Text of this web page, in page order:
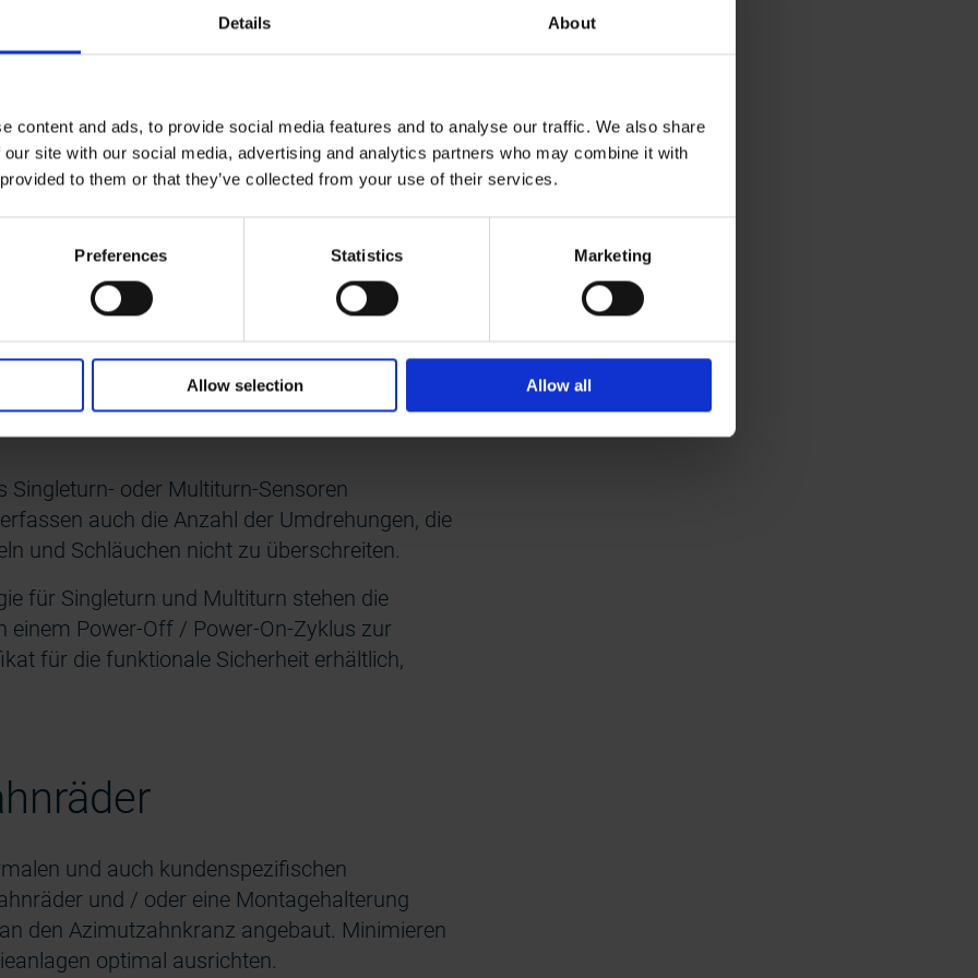
Details About
content and ads, to provide social media features and to analyse our traffic. We also share
site with our social media, advertising and analytics partners who may combine it with
to them or that they’ve collected from your use of their services.
Preferences Statistics Marketing
Allow selection Allow all
oder DeviceNet ist der Sensor mit
die Slave-to-Slave und isochronen
andere Ethernet-basierte
CLiQ bieten umfangreiche Möglichkeiten
in Bezug auf Positionswerte,
synchron-serielle Schnittstelle, bietet serielle
EnDat 2.2 eine extrem schnelle digitale
Kompatibilität mit fast allen Steuersystemen
Singleturn- oder Multiturn-Sensoren
auch die Anzahl der Umdrehungen, die
und Schläuchen nicht zu überschreiten.
für Singleturn und Multiturn stehen die
Power-Off / Power-On-Zyklus zur
für die funktionale Sicherheit erhältlich,
und auch kundenspezifischen
und / oder eine Montagehalterung
den Azimutzahnkranz angebaut. Minimieren
optimal ausrichten.